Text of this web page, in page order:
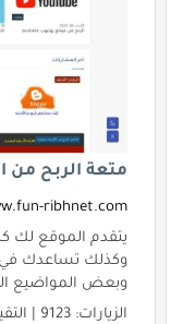
متعة الربح من
ribhnet.com
يتقدم الموقع لك
وكذلك تساعدك في
وبعض المواضيع
الزيارات: 9123 | التقييم: 0 | المقيّمين: 0 | الدولة: